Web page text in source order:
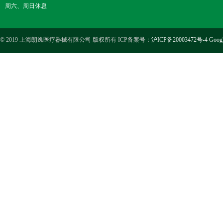
周六、周日休息
© 2019 上海朗逸医疗器械有限公司 版权所有 ICP备案号： 沪ICP备20003472号-4